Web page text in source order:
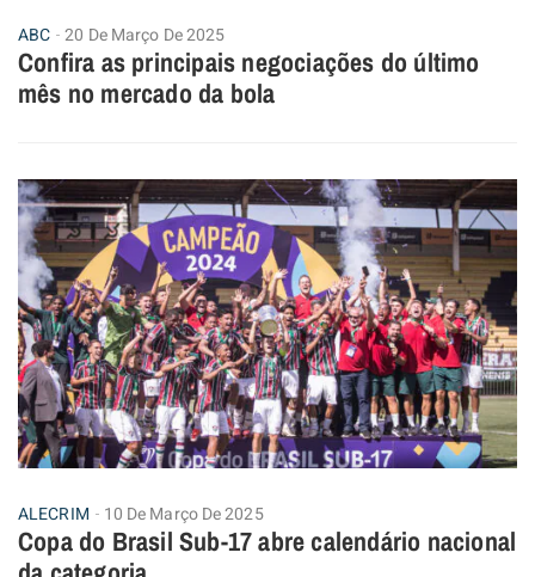
ABC 20 De Março De 2025
Confira as principais negociações do último
mês no mercado da bola
ALECRIM 10 De Março De 2025
Copa do Brasil Sub-17 abre calendário nacional